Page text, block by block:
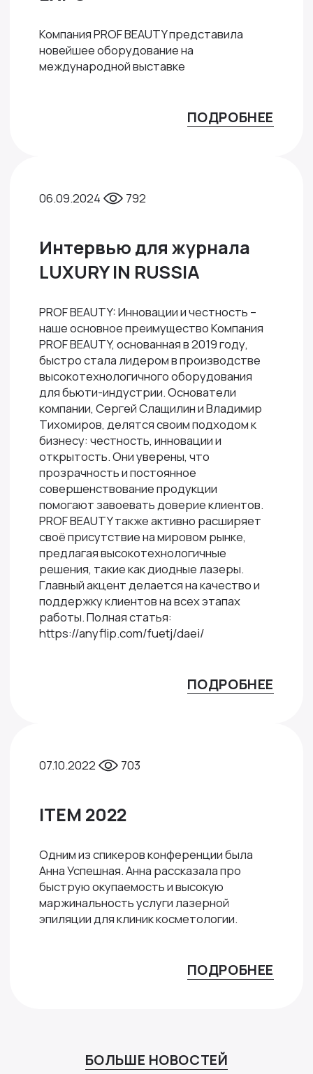
Компания PROF BEAUTY представила
новейшее оборудование на
международной выставке
ПОДРОБНЕЕ
06.09.2024 792
Интервью для журнала
LUXURY IN RUSSIA
PROF BEAUTY: Инновации и честность –
наше основное преимущество Компания
PROF BEAUTY, основанная в 2019 году,
быстро стала лидером в производстве
высокотехнологичного оборудования
для бьюти-индустрии. Основатели
компании, Сергей Слащилин и Владимир
Тихомиров, делятся своим подходом к
бизнесу: честность, инновации и
открытость. Они уверены, что
прозрачность и постоянное
совершенствование продукции
помогают завоевать доверие клиентов.
PROF BEAUTY также активно расширяет
своё присутствие на мировом рынке,
предлагая высокотехнологичные
решения, такие как диодные лазеры.
Главный акцент делается на качество и
поддержку клиентов на всех этапах
работы. Полная статья:
https://anyflip.com/fuetj/daei/
ПОДРОБНЕЕ
07.10.2022 703
ITEM 2022
Одним из спикеров конференции была
Анна Успешная. Анна рассказала про
быструю окупаемость и высокую
маржинальность услуги лазерной
эпиляции для клиник косметологии.
ПОДРОБНЕЕ
БОЛЬШЕ НОВОСТЕЙ